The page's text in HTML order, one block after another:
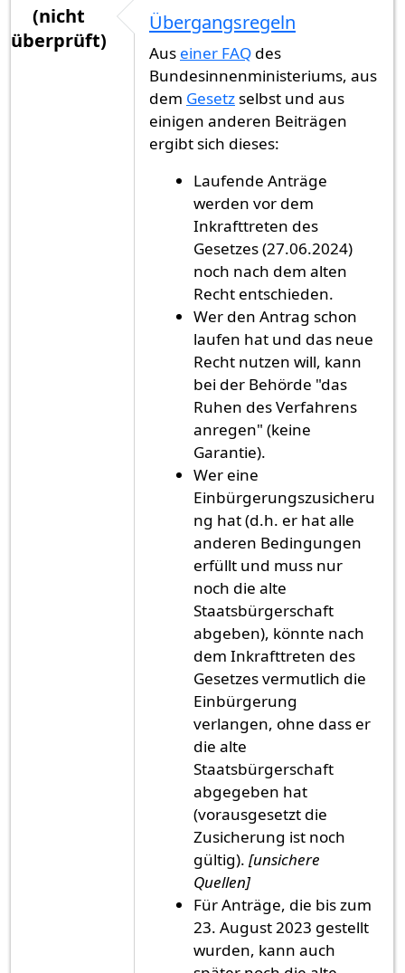
(nicht
überprüft)
Übergangsregeln
Aus einer FAQ des
Bundesinnenministeriums, aus
dem Gesetzselbst und aus
einigen anderen Beiträgen
ergibt sich dieses:
Laufende Anträge
werden vor dem
Inkrafttreten des
Gesetzes (27.06.2024)
noch nach dem alten
Recht entschieden.
Wer den Antrag schon
laufen hat und das neue
Recht nutzen will, kann
bei der Behörde "das
Ruhen des Verfahrens
anregen" (keine
Garantie).
Wer eine
Einbürgerungszusicheru
ng hat (d.h. er hat alle
anderen Bedingungen
erfüllt und muss nur
noch die alte
Staatsbürgerschaft
abgeben), könnte nach
dem Inkrafttreten des
Gesetzes vermutlich die
Einbürgerung
verlangen, ohne dass er
die alte
Staatsbürgerschaft
abgegeben hat
(vorausgesetzt die
Zusicherung ist noch
gültig).[unsichere
Quellen]
Für Anträge, die bis zum
23. August 2023 gestellt
wurden, kann auch